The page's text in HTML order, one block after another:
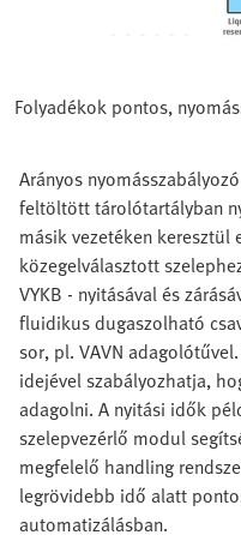
Folyadékok pontos,
Arányos
feltöltött tárolótartályban
másik vezetéken keresztül
közegelválasztott
VYKB - nyitásával és
fluidikus dugaszolható
sor, pl. VAVN
idejével szabályozhatja,
adagolni. A nyitási idők
szelepvezérlő modul
megfelelő handling
legrövidebb idő alatt
automatizálásban.